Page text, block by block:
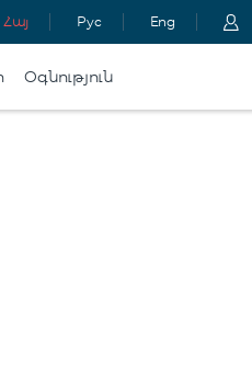
Հայ Рус Eng
Օգնություն